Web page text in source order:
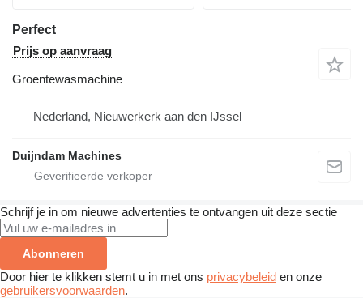
Perfect
Prijs op aanvraag
Groentewasmachine
Nederland, Nieuwerkerk aan den IJssel
Duijndam Machines
Schrijf je in om nieuwe advertenties te ontvangen uit deze sectie
Abonneren
Door hier te klikken stemt u in met ons privacybeleid en onze
gebruikersvoorwaarden.